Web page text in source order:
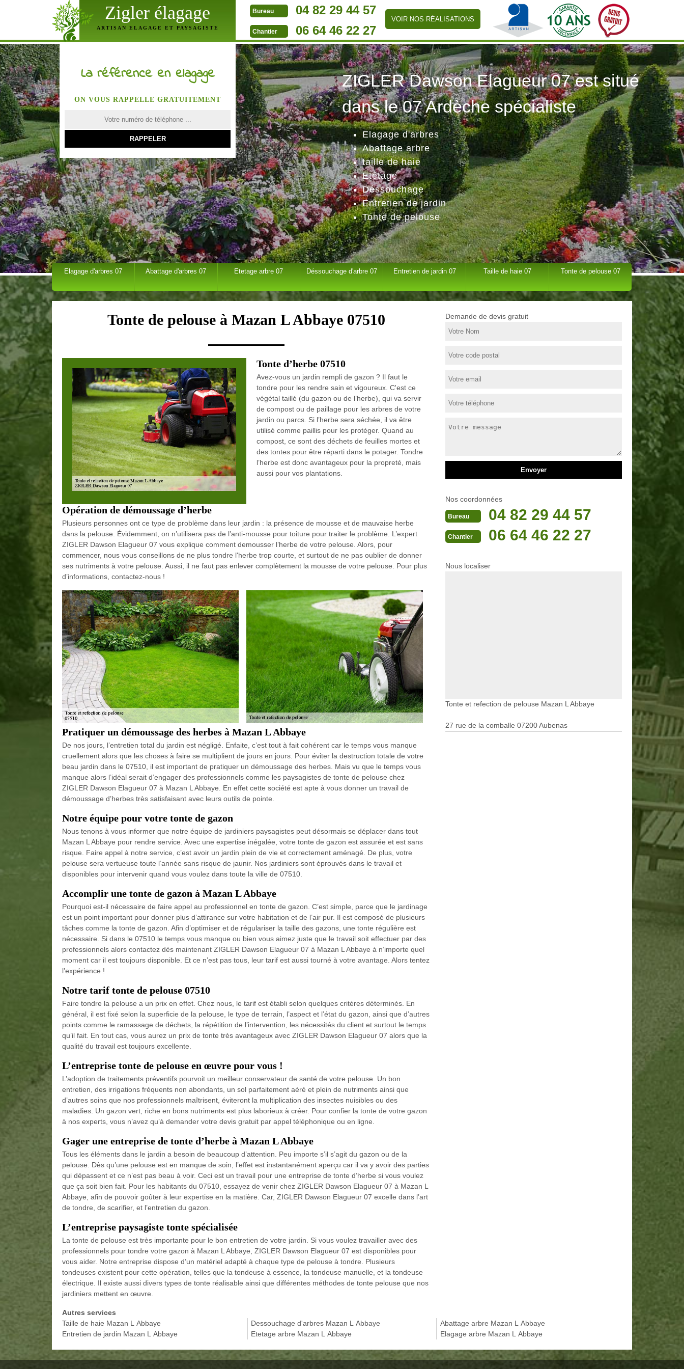
Zigler élagage
ARTISAN ELAGAGE ET PAYSAGISTE
Bureau 04 82 29 44 57
Chantier 06 64 46 22 27
VOIR NOS RÉALISATIONS
ZIGLER Dawson Elagueur 07 est situé
dans le 07 Ardèche spécialiste
Elagage d'arbres
Abattage arbre
taille de haie
Etêtage
Déssouchage
Entretien de jardin
Tonte de pelouse
La référence en elagage
ON VOUS RAPPELLE GRATUITEMENT
Elagage d'arbres 07 Abattage d'arbres 07 Etetage arbre 07 Déssouchage d'arbre 07 Entretien de jardin 07 Taille de haie 07 Tonte de pelouse 07
Tonte de pelouse à Mazan L Abbaye 07510
Tonte d’herbe 07510
Avez-vous un jardin rempli de gazon ? Il faut le
tondre pour les rendre sain et vigoureux. C'est ce
végétal taillé (du gazon ou de l’herbe), qui va servir
de compost ou de paillage pour les arbres de votre
jardin ou parcs. Si l’herbe sera séchée, il va être
utilisé comme paillis pour les protéger. Quand au
compost, ce sont des déchets de feuilles mortes et
des tontes pour être réparti dans le potager. Tondre
l’herbe est donc avantageux pour la propreté, mais
aussi pour vos plantations.
Opération de démoussage d’herbe
Plusieurs personnes ont ce type de problème dans leur jardin : la présence de mousse et de mauvaise herbe
dans la pelouse. Évidemment, on n’utilisera pas de l’anti-mousse pour toiture pour traiter le problème. L’expert
ZIGLER Dawson Elagueur 07 vous explique comment demousser l’herbe de votre pelouse. Alors, pour
commencer, nous vous conseillons de ne plus tondre l'herbe trop courte, et surtout de ne pas oublier de donner
ses nutriments à votre pelouse. Aussi, il ne faut pas enlever complètement la mousse de votre pelouse. Pour plus
d’informations, contactez-nous !
Pratiquer un démoussage des herbes à Mazan L Abbaye
De nos jours, l’entretien total du jardin est négligé. Enfaite, c’est tout à fait cohérent car le temps vous manque
cruellement alors que les choses à faire se multiplient de jours en jours. Pour éviter la destruction totale de votre
beau jardin dans le 07510, il est important de pratiquer un démoussage des herbes. Mais vu que le temps vous
manque alors l’idéal serait d’engager des professionnels comme les paysagistes de tonte de pelouse chez
ZIGLER Dawson Elagueur 07 à Mazan L Abbaye. En effet cette société est apte à vous donner un travail de
démoussage d’herbes très satisfaisant avec leurs outils de pointe.
Notre équipe pour votre tonte de gazon
Nous tenons à vous informer que notre équipe de jardiniers paysagistes peut désormais se déplacer dans tout
Mazan L Abbaye pour rendre service. Avec une expertise inégalée, votre tonte de gazon est assurée et est sans
risque. Faire appel à notre service, c’est avoir un jardin plein de vie et correctement aménagé. De plus, votre
pelouse sera vertueuse toute l’année sans risque de jaunir. Nos jardiniers sont éprouvés dans le travail et
disponibles pour intervenir quand vous voulez dans toute la ville de 07510.
Accomplir une tonte de gazon à Mazan L Abbaye
Pourquoi est-il nécessaire de faire appel au professionnel en tonte de gazon. C’est simple, parce que le jardinage
est un point important pour donner plus d’attirance sur votre habitation et de l’air pur. Il est composé de plusieurs
tâches comme la tonte de gazon. Afin d’optimiser et de régulariser la taille des gazons, une tonte régulière est
nécessaire. Si dans le 07510 le temps vous manque ou bien vous aimez juste que le travail soit effectuer par des
professionnels alors contactez dès maintenant ZIGLER Dawson Elagueur 07 à Mazan L Abbaye à n’importe quel
moment car il est toujours disponible. Et ce n’est pas tous, leur tarif est aussi tourné à votre avantage. Alors tentez
l’expérience !
Notre tarif tonte de pelouse 07510
Faire tondre la pelouse a un prix en effet. Chez nous, le tarif est établi selon quelques critères déterminés. En
général, il est fixé selon la superficie de la pelouse, le type de terrain, l’aspect et l’état du gazon, ainsi que d’autres
points comme le ramassage de déchets, la répétition de l’intervention, les nécessités du client et surtout le temps
qu’il fait. En tout cas, vous aurez un prix de tonte très avantageux avec ZIGLER Dawson Elagueur 07 alors que la
qualité du travail est toujours excellente.
L’entreprise tonte de pelouse en œuvre pour vous !
L’adoption de traitements préventifs pourvoit un meilleur conservateur de santé de votre pelouse. Un bon
entretien, des irrigations fréquents non abondants, un sol parfaitement aéré et plein de nutriments ainsi que
d’autres soins que nos professionnels maîtrisent, éviteront la multiplication des insectes nuisibles ou des
maladies. Un gazon vert, riche en bons nutriments est plus laborieux à créer. Pour confier la tonte de votre gazon
à nos experts, vous n’avez qu’à demander votre devis gratuit par appel téléphonique ou en ligne.
Gager une entreprise de tonte d’herbe à Mazan L Abbaye
Tous les éléments dans le jardin a besoin de beaucoup d’attention. Peu importe s’il s’agit du gazon ou de la
pelouse. Dès qu’une pelouse est en manque de soin, l’effet est instantanément aperçu car il va y avoir des parties
qui dépassent et ce n’est pas beau à voir. Ceci est un travail pour une entreprise de tonte d’herbe si vous voulez
que ça soit bien fait. Pour les habitants du 07510, essayez de venir chez ZIGLER Dawson Elagueur 07 à Mazan L
Abbaye, afin de pouvoir goûter à leur expertise en la matière. Car, ZIGLER Dawson Elagueur 07 excelle dans l’art
de tondre, de scarifier, et l’entretien du gazon.
L’entreprise paysagiste tonte spécialisée
La tonte de pelouse est très importante pour le bon entretien de votre jardin. Si vous voulez travailler avec des
professionnels pour tondre votre gazon à Mazan L Abbaye, ZIGLER Dawson Elagueur 07 est disponibles pour
vous aider. Notre entreprise dispose d’un matériel adapté à chaque type de pelouse à tondre. Plusieurs
tondeuses existent pour cette opération, telles que la tondeuse à essence, la tondeuse manuelle, et la tondeuse
électrique. Il existe aussi divers types de tonte réalisable ainsi que différentes méthodes de tonte pelouse que nos
jardiniers mettent en œuvre.
Demande de devis gratuit
Nos coordonnées
Bureau 04 82 29 44 57
Chantier 06 64 46 22 27
Nous localiser
Tonte et refection de pelouse Mazan L Abbaye
27 rue de la comballe 07200 Aubenas
Autres services
Taille de haie Mazan L Abbaye
Entretien de jardin Mazan L Abbaye
Dessouchage d'arbres Mazan L Abbaye
Etetage arbre Mazan L Abbaye
Abattage arbre Mazan L Abbaye
Elagage arbre Mazan L Abbaye